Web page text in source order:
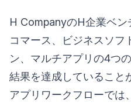
H CompanyのH企業ベ
コマース、ビジネスソフ
ン、マルチアプリの4つ
結果を達成していること
アプリワークフローでは